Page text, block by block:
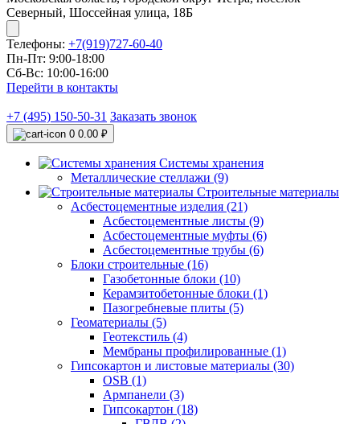
Северный, Шоссейная улица, 18Б
Телефоны: +7(919)727-60-40
Пн-Пт: 9:00-18:00
Сб-Вс: 10:00-16:00
Перейти в контакты
+7 (495) 150-50-31 Заказать звонок
0 0.00 ₽
Системы хранения
Металлические стеллажи (9)
Строительные материалы
Асбестоцементные изделия (21)
Асбестоцементные листы (9)
Асбестоцементные муфты (6)
Асбестоцементные трубы (6)
Блоки строительные (16)
Газобетонные блоки (10)
Керамзитобетонные блоки (1)
Пазогребневые плиты (5)
Геоматериалы (5)
Геотекстиль (4)
Мембраны профилированные (1)
Гипсокартон и листовые материалы (30)
OSB (1)
Армпанели (3)
Гипсокартон (18)